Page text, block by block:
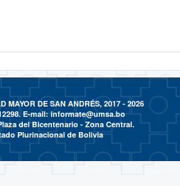
MAYOR DE SAN ANDRÉS, 2017 - 2026
E-mail:informate@umsa.bo
del Bicentenario - Zona Central.
Plurinacional de Bolivia